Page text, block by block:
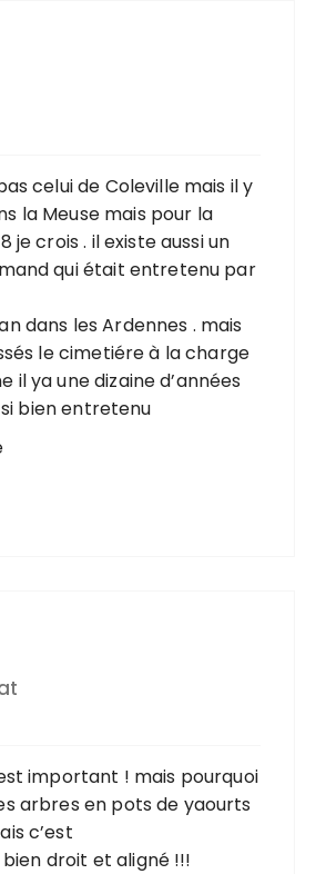
celui de Coleville mais il y
la Meuse mais pour la
je crois . il existe aussi un
qui était entretenu par
dans les Ardennes . mais
le cimetiére à la charge
il ya une dizaine d’années
bien entretenu
important ! mais pourquoi
arbres en pots de yaourts
c’est
droit et aligné !!!